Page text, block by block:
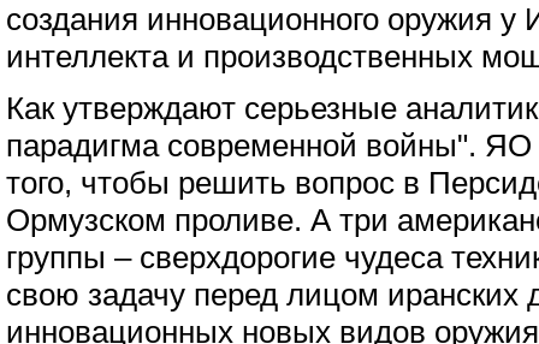
создания инновационного оружия у
интеллекта и производственных
Как утверждают серьезные
парадигма современной войны". ЯО
того, чтобы решить вопрос в
Ормузском проливе. А три
группы – сверхдорогие чудеса
свою задачу перед лицом иранских
инновационных новых видов